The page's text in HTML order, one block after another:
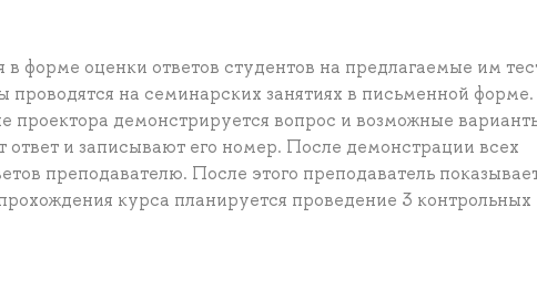
в форме оценки ответов студентов на предлагаемые им
на семинарских занятиях в письменной форме.
проектора демонстрируется вопрос и возможные
и записывают его номер. После демонстрации всех
преподавателю. После этого преподаватель
курса планируется проведение 3 контрольных